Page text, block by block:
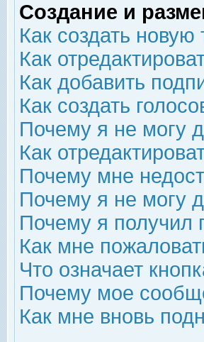
Создание и
Как создать новую
Как
Как добавить
Как создать
Почему я не могу
Как
Почему мне
Почему я не могу
Почему я получил
Как мне
Что означает
Почему мое
Как мне вновь